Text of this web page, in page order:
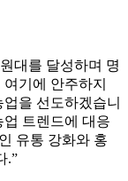
대를 달성하며 명
기에 안주하지
을 선도하겠습니
트렌드에 대응
유통 강화와 홍
.”